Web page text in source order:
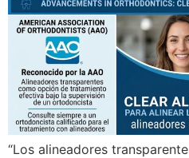
“Los alineadores